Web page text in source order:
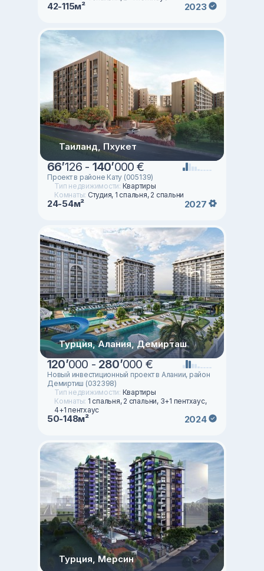
42-115м² 2023
Таиланд, Пхукет
66’126 - 140’000 €
Проект в районе Кату (005139)
Тип недвижимости: Квартиры
Комнаты: Студия, 1 спальня, 2 спальни
24-54м² 2027
Турция, Алания, Демирташ
120’000 - 280’000 €
Новый инвестиционный проект в Алании, район
Демиртиш (032398)
Тип недвижимости: Квартиры
Комнаты: 1 спальня, 2 спальни, 3+1 пентхаус,
4+1 пентхаус
50-148м² 2024
Турция, Мерсин